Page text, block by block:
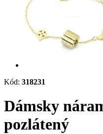
Kód: 318231
Dámsky
pozlátený